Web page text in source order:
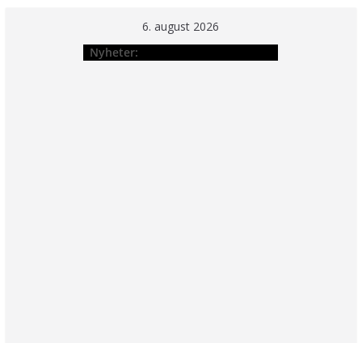
6. august 2026
Nyheter: